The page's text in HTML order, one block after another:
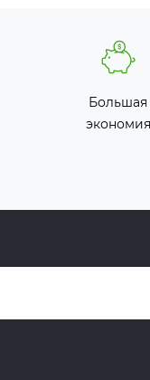
Большая
экономия